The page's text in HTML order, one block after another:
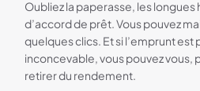
Oubliez la paperasse, les longues
d’accord de prêt. Vous pouvez
quelques clics. Et si l’emprunt est
inconcevable, vous pouvez vous,
retirer du rendement.